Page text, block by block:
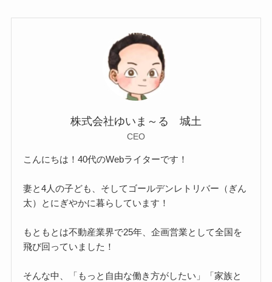
株式会社ゆいま～る 城土
CEO
こんにちは！40代のWebライターです！
妻と4人の子ども、そしてゴールデンレトリバー（ぎん
太）とにぎやかに暮らしています！
もともとは不動産業界で25年、企画営業として全国を
飛び回っていました！
そんな中、「もっと自由な働き方がしたい」「家族と